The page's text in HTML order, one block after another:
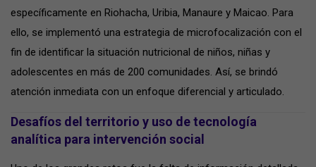
específicamente en Riohacha, Uribia, Manaure y Maicao. Para
ello, se implementó una estrategia de microfocalización con el
fin de identificar la situación nutricional de niños, niñas y
adolescentes en más de 200 comunidades. Así, se brindó
atención inmediata con un enfoque diferencial y articulado.
Desafíos del territorio y uso de tecnología
analítica para intervención social